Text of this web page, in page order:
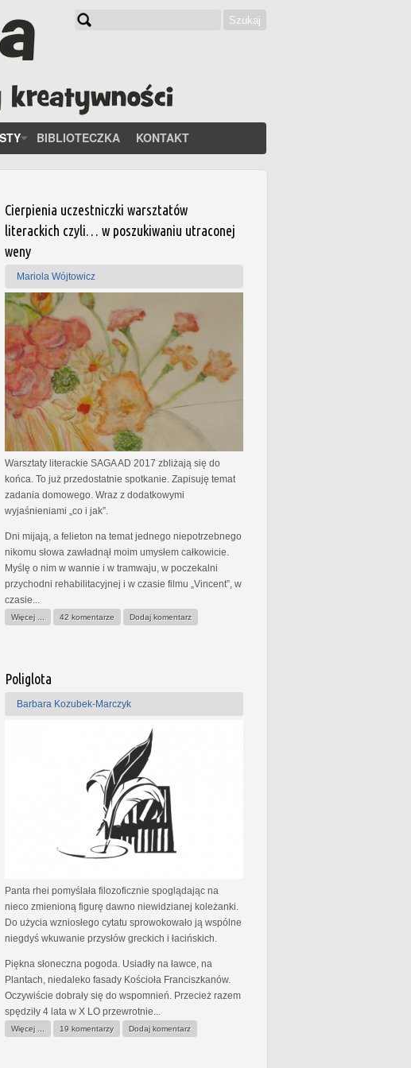
Szukaj
BIBLIOTECZKA KONTAKT
Cierpienia uczestniczki warsztatów
literackich czyli… w poszukiwaniu utraconej
weny
Mariola Wójtowicz
Warsztaty literackie SAGA AD 2017 zbliżają się do
końca. To już przedostatnie spotkanie. Zapisuję temat
zadania domowego. Wraz z dodatkowymi
wyjaśnieniami „co i jak”.
Dni mijają, a felieton na temat jednego niepotrzebnego
nikomu słowa zawładnął moim umysłem całkowicie.
Myślę o nim w wannie i w tramwaju, w poczekalni
przychodni rehabilitacyjnej i w czasie filmu „Vincent”, w
czasie...
Więcej ... 42 komentarze Dodaj komentarz
Poliglota
Barbara Kozubek-Marczyk
Panta rhei pomyślała filozoficznie spoglądając na
nieco zmienioną figurę dawno niewidzianej koleżanki.
Do użycia wzniosłego cytatu sprowokowało ją wspólne
niegdyś wkuwanie przysłów greckich i łacińskich.
Piękna słoneczna pogoda. Usiadły na ławce, na
Plantach, niedaleko fasady Kościoła Franciszkanów.
Oczywiście dobrały się do wspomnień. Przecież razem
spędziły 4 lata w X LO przewrotnie...
Więcej ... 19 komentarzy Dodaj komentarz